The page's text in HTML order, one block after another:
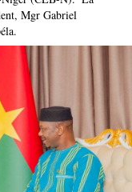
Mgr Gabriel